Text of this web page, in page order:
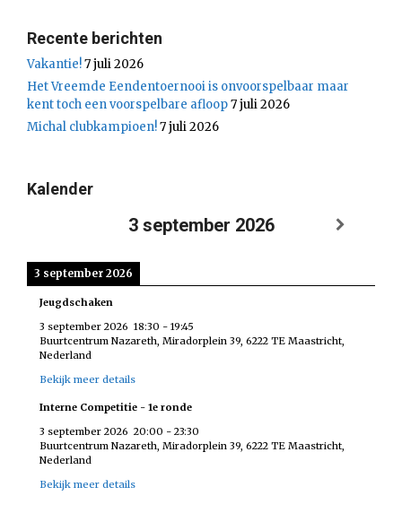
Recente berichten
Vakantie!7 juli 2026
Het Vreemde Eendentoernooi is onvoorspelbaar maar
kent toch een voorspelbare afloop7 juli 2026
Michal clubkampioen!7 juli 2026
Kalender
3 september 2026
3 september 2026
Jeugdschaken
3 september 2026 18:30 - 19:45
Buurtcentrum Nazareth, Miradorplein 39, 6222 TE Maastricht,
Nederland
Bekijk meer details
Interne Competitie - 1e ronde
3 september 2026 20:00 - 23:30
Buurtcentrum Nazareth, Miradorplein 39, 6222 TE Maastricht,
Nederland
Bekijk meer details